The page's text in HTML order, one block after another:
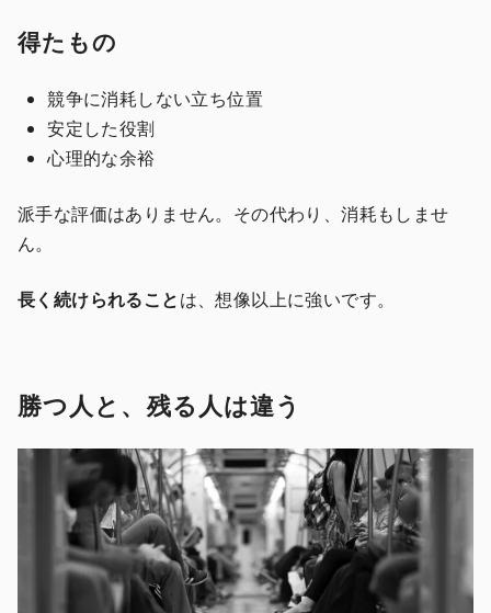
得たもの
競争に消耗しない立ち位置
安定した役割
心理的な余裕
派手な評価はありません。その代わり、消耗もしませ
ん。
長く続けられることは、想像以上に強いです。
勝つ人と、残る人は違う